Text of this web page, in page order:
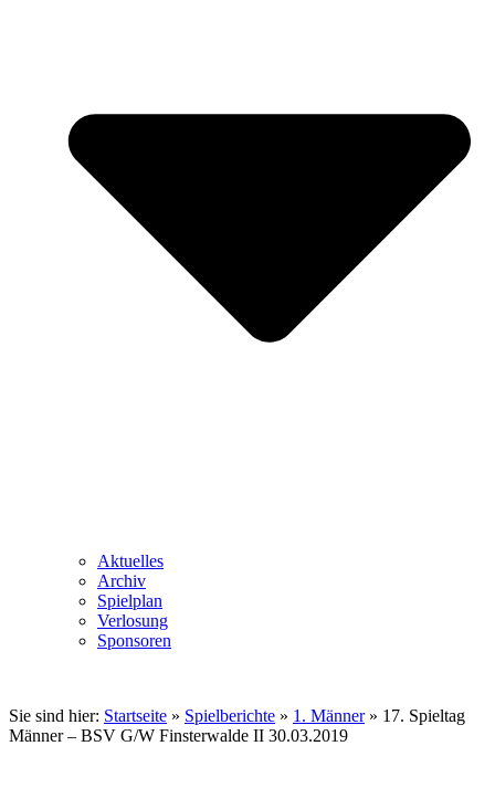
Aktuelles
Archiv
Spielplan
Verlosung
Sponsoren
Sie sind hier: Startseite » Spielberichte » 1. Männer» 17. Spieltag
Männer – BSV G/W Finsterwalde II 30.03.2019